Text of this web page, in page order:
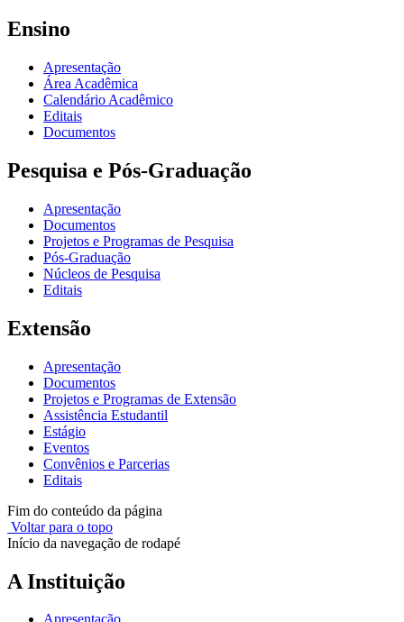
Ensino
Apresentação
Área Acadêmica
Calendário Acadêmico
Editais
Documentos
Pesquisa e Pós-Graduação
Apresentação
Documentos
Projetos e Programas de Pesquisa
Pós-Graduação
Núcleos de Pesquisa
Editais
Extensão
Apresentação
Documentos
Projetos e Programas de Extensão
Assistência Estudantil
Estágio
Eventos
Convênios e Parcerias
Editais
Fim do conteúdo da página
Voltar para o topo
Início da navegação de rodapé
A Instituição